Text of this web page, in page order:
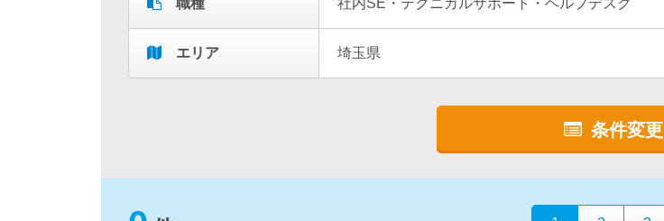
職種 社内SE・テクニカルサポート・ヘルプデスク
エリア 埼玉県
条件変更